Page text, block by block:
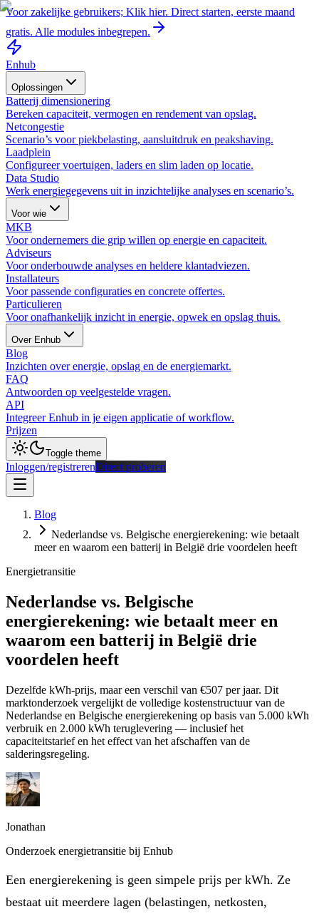
Voor zakelijke gebruikers; Klik hier. Direct starten, eerste maand
gratis. Alle modules inbegrepen.
Enhub
Oplossingen
Batterij dimensionering
Bereken capaciteit, vermogen en rendement van opslag.
Netcongestie
Scenario’s voor piekbelasting, aansluitdruk en peakshaving.
Laadplein
Configureer voertuigen, laders en slim laden op locatie.
Data Studio
Werk energiegegevens uit in inzichtelijke analyses en scenario’s.
Voor wie
MKB
Voor ondernemers die grip willen op energie en capaciteit.
Adviseurs
Voor onderbouwde analyses en heldere klantadviezen.
Installateurs
Voor passende configuraties en concrete offertes.
Particulieren
Voor onafhankelijk inzicht in energie, opwek en opslag thuis.
Over Enhub
Blog
Inzichten over energie, opslag en de energiemarkt.
FAQ
Antwoorden op veelgestelde vragen.
API
Integreer Enhub in je eigen applicatie of workflow.
Prijzen
Toggle theme
Inloggen/registrerenDirect proberen
Blog
Nederlandse vs. Belgische energierekening: wie betaalt
meer en waarom een batterij in België drie voordelen heeft
Energietransitie
Nederlandse vs. Belgische
energierekening: wie betaalt meer en
waarom een batterij in België drie
voordelen heeft
Dezelfde kWh-prijs, maar een verschil van €507 per jaar. Dit
marktonderzoek vergelijkt de volledige kostenstructuur van de
Nederlandse en Belgische energierekening op basis van 5.000 kWh
verbruik en 2.000 kWh teruglevering — inclusief het
capaciteitstarief en het effect van het afschaffen van de
salderingsregeling.
Jonathan
Onderzoek energietransitie bij Enhub
Een energierekening is geen simpele prijs per kWh. Ze
bestaat uit meerdere lagen (belastingen, netkosten,